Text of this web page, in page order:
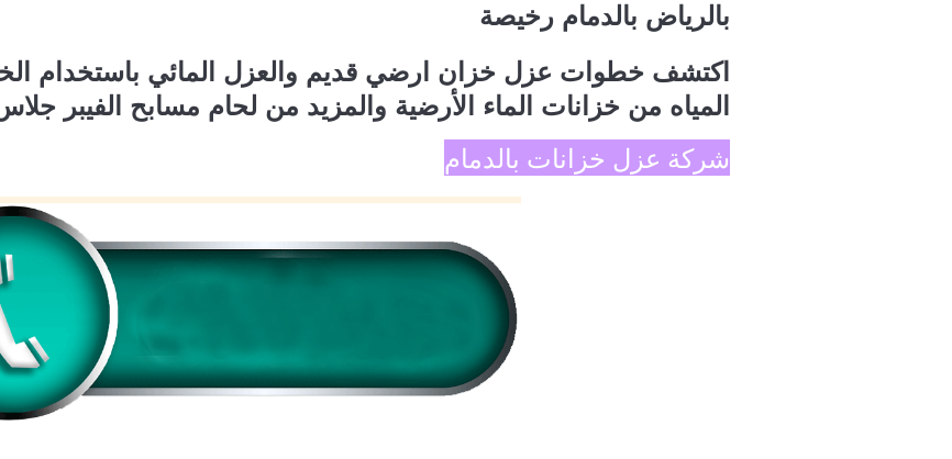
بالرياض بالدمام رخيصة
اكتشف خطوات عزل خزان ارضي قديم والعزل المائي باستخدام
المياه من خزانات الماء الأرضية والمزيد من لحام مسابح الفيبر
شركة عزل خزانات بالدمام